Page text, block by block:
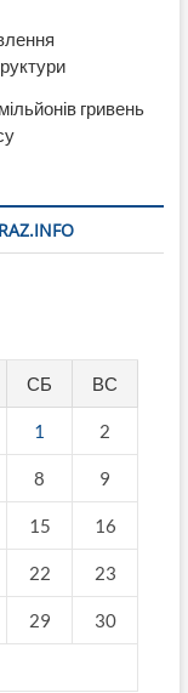
гривень
СБ ВС
1 2
8 9
15 16
22 23
29 30